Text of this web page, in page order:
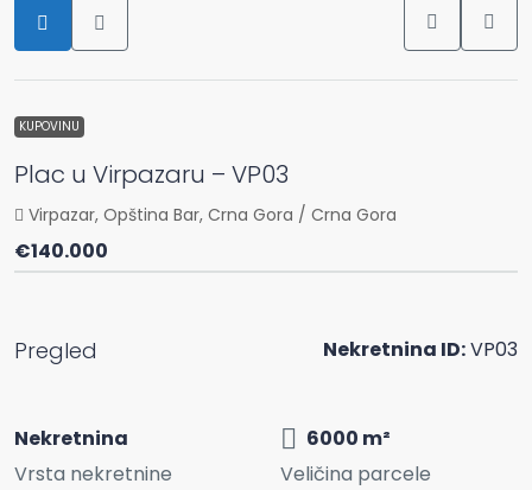
KUPOVINU
Plac u Virpazaru – VP03
Virpazar, Opština Bar, Crna Gora / Crna Gora
€140.000
Pregled Nekretnina ID:VP03
Nekretnina
Vrsta nekretnine
6000 m²
Veličina parcele